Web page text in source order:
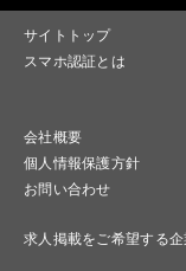
サイトトップ
スマホ認証とは
会社概要
個人情報保護方針
お問い合わせ
求人掲載をご希望する企